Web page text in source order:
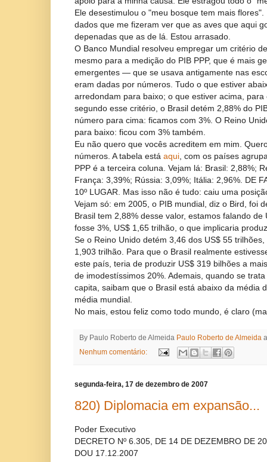
Ele desestimulou o "meu bosque tem mais
dados que me fizeram ver que as aves que aqui
depenadas que as de lá. Estou arrasado.
O Banco Mundial resolveu empregar um critério
mesmo para a medição do PIB PPP, que é mais
emergentes — que se usava antigamente nas
eram dadas por números. Tudo o que estiver
arredondam para baixo; o que estiver acima, para
segundo esse critério, o Brasil detém 2,88% do
número para cima: ficamos com 3%. O Reino
para baixo: ficou com 3% também.
Eu não quero que vocês acreditem em mim.
números. A tabela está aqui, com os países
PPP é a terceira coluna. Vejam lá: Brasil: 2,88%;
França: 3,39%; Rússia: 3,09%; Itália: 2,96%. DE
10º LUGAR. Mas isso não é tudo: caiu uma
Vejam só: em 2005, o PIB mundial, diz o Bird, foi
Brasil tem 2,88% desse valor, estamos falando de
fosse 3%, US$ 1,65 trilhão, o que implicaria
Se o Reino Unido detém 3,46 dos US$ 55
1,903 trilhão. Para que o Brasil realmente
este país, teria de produzir US$ 319 bilhões a
de imodestíssimos 20%. Ademais, quando se
capita, saibam que o Brasil está abaixo da média
média mundial.
No mais, estou feliz como todo mundo, é claro
By Paulo Roberto de Almeida Paulo Roberto de Almeida
Nenhum comentário:
segunda-feira, 17 de dezembro de 2007
820) Diplomacia em expansão...
Poder Executivo
DECRETO Nº 6.305, DE 14 DE DEZEMBRO DE
DOU 17.12.2007